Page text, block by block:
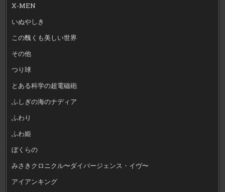
X-MEN
いぬやしき
この醜くも美しい世界
その他
つり球
とある科学の超電磁砲
ふしぎの海のナディア
ふわり
ふわ姫
ぼくらの
みさきクロニクル〜ダイバージェンス・イヴ〜
アイアンキング